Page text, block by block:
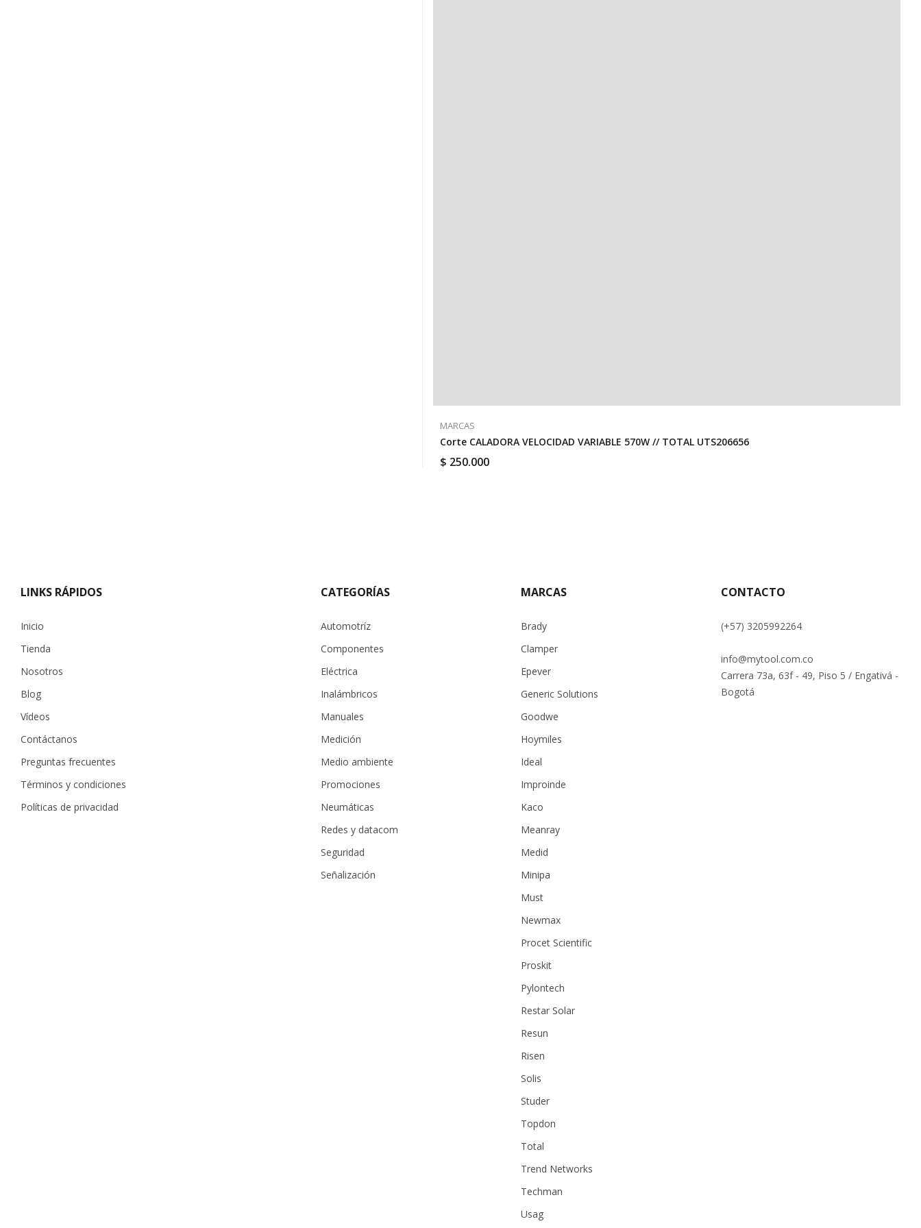
MARCAS
Corte CALADORA VELOCIDAD VARIABLE 570W // TOTAL UTS206656
$ 250.000
LINKS RÁPIDOS
Inicio
Tienda
Nosotros
Blog
Vídeos
Contáctanos
Preguntas frecuentes
Términos y condiciones
Políticas de privacidad
CATEGORÍAS
Automotríz
Componentes
Eléctrica
Inalámbricos
Manuales
Medición
Medio ambiente
Promociones
Neumáticas
Redes y datacom
Seguridad
Señalización
MARCAS
Brady
Clamper
Epever
Generic Solutions
Goodwe
Hoymiles
Ideal
Improinde
Kaco
Meanray
Medid
Minipa
Must
Newmax
Procet Scientific
Proskit
Pylontech
Restar Solar
Resun
Risen
Solis
Studer
Topdon
Total
Trend Networks
Techman
Usag
CONTACTO
(+57) 3205992264
info@mytool.com.co
Carrera 73a, 63f - 49, Piso 5 / Engativá -
Bogotá